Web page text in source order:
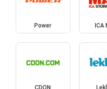
Power ICA
CDON